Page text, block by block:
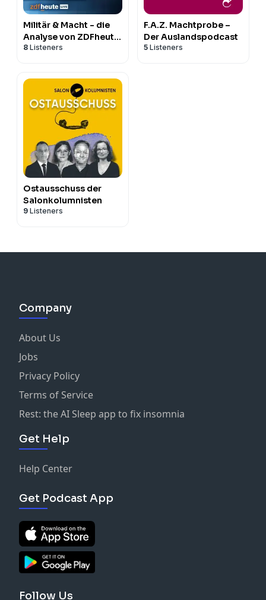
Militär & Macht - die
Analyse von ZDFheute
live
8 Listeners
F.A.Z. Machtprobe –
Der Auslandspodcast
5 Listeners
Ostausschuss der
Salonkolumnisten
9 Listeners
Company
About Us
Jobs
Privacy Policy
Terms of Service
Rest: the AI Sleep app to fix insomnia
Get Help
Help Center
Get Podcast App
Follow Us